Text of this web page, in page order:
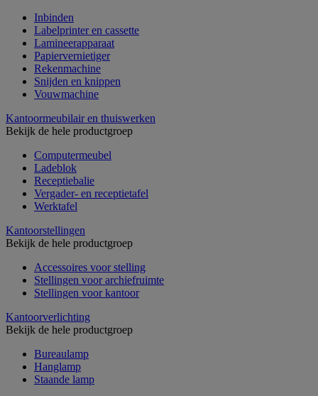
Inbinden
Labelprinter en cassette
Lamineerapparaat
Papiervernietiger
Rekenmachine
Snijden en knippen
Vouwmachine
Kantoormeubilair en thuiswerken
Bekijk de hele productgroep
Computermeubel
Ladeblok
Receptiebalie
Vergader- en receptietafel
Werktafel
Kantoorstellingen
Bekijk de hele productgroep
Accessoires voor stelling
Stellingen voor archiefruimte
Stellingen voor kantoor
Kantoorverlichting
Bekijk de hele productgroep
Bureaulamp
Hanglamp
Staande lamp